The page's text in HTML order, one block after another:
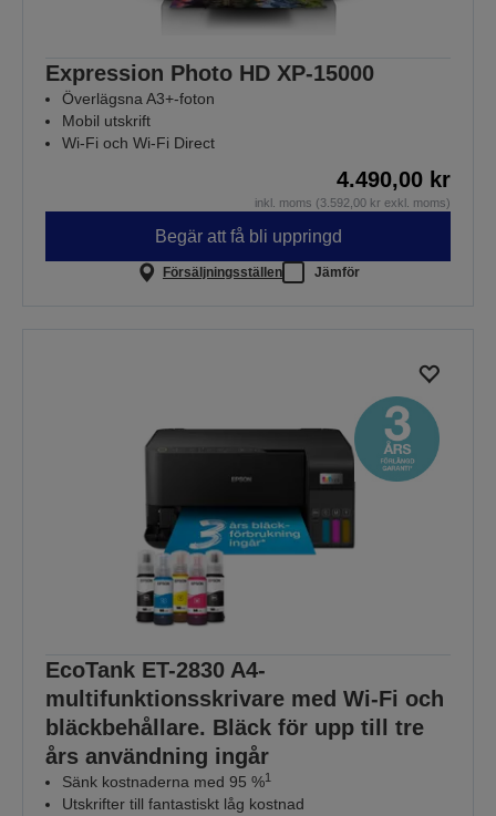
Expression Photo HD XP-15000
Överlägsna A3+-foton
Mobil utskrift
Wi-Fi och Wi-Fi Direct
4.490,00 kr
inkl. moms (3.592,00 kr exkl. moms)
Begär att få bli uppringd
Försäljningsställen Jämför
EcoTank ET-2830 A4-
multifunktionsskrivare med Wi-Fi och
bläckbehållare. Bläck för upp till tre
års användning ingår
Sänk kostnaderna med 95 %1
Utskrifter till fantastiskt låg kostnad